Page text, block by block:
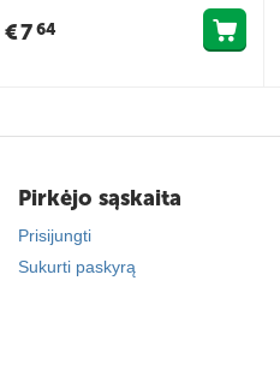
€764
Pirkėjo sąskaita
Prisijungti
Sukurti paskyrą